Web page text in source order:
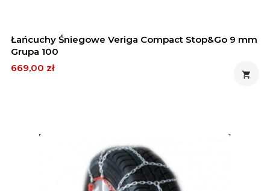
Łańcuchy Śniegowe Veriga Compact Stop&Go 9 mm
Grupa 100
Cena
669,00 zł
